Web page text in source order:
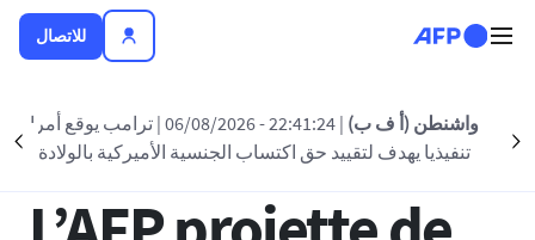
للاتصال
واشنطن (أ ف ب)| 22:41:24 - 06/08/2026
| ترامب يوقع أمرا
تنفيذيا يهدف لتقييد حق اكتساب الجنسية الأميركية بالولادةSuivant
العودة الى القائمة